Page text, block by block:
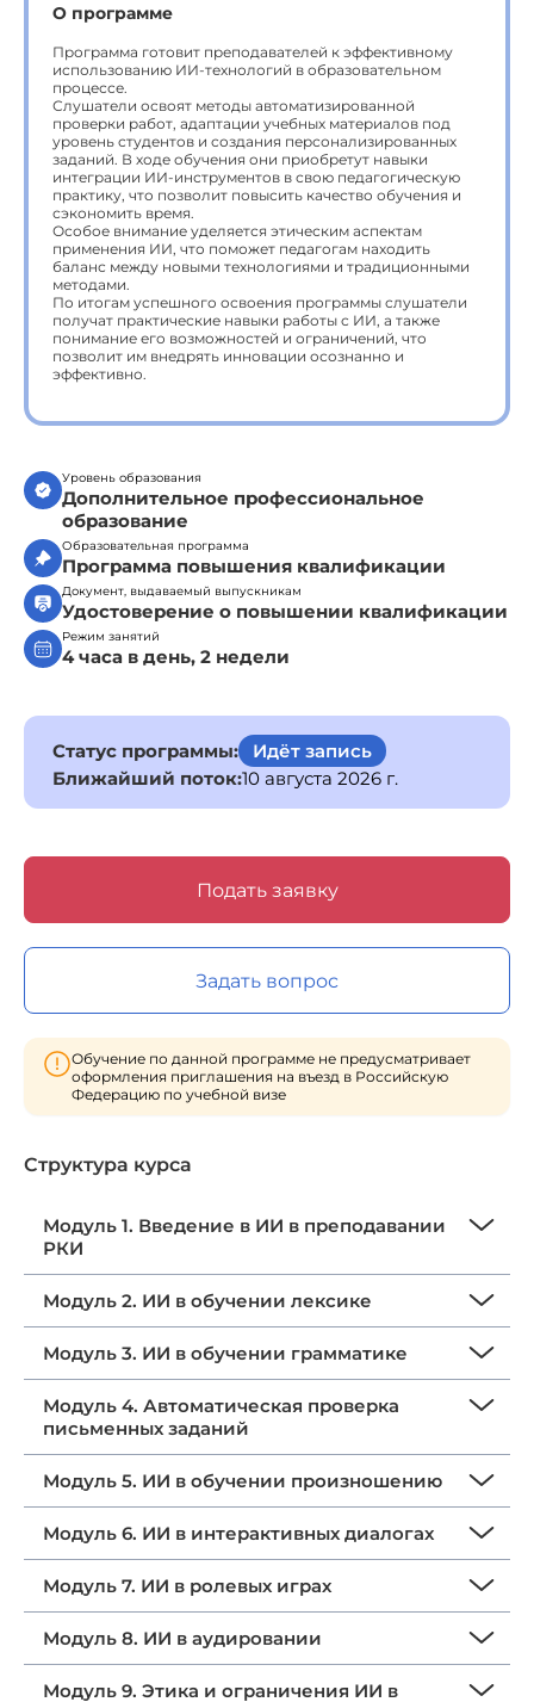
О программе
Программа готовит преподавателей к эффективному
использованию ИИ-технологий в образовательном
процессе.
Слушатели освоят методы автоматизированной
проверки работ, адаптации учебных материалов под
уровень студентов и создания персонализированных
заданий. В ходе обучения они приобретут навыки
интеграции ИИ-инструментов в свою педагогическую
практику, что позволит повысить качество обучения и
сэкономить время.
Особое внимание уделяется этическим аспектам
применения ИИ, что поможет педагогам находить
баланс между новыми технологиями и традиционными
методами.
По итогам успешного освоения программы слушатели
получат практические навыки работы с ИИ, а также
понимание его возможностей и ограничений, что
позволит им внедрять инновации осознанно и
эффективно.
Уровень образования
Дополнительное профессиональное
образование
Образовательная программа
Программа повышения квалификации
Документ, выдаваемый выпускникам
Удостоверение о повышении квалификации
Режим занятий
4 часа в день, 2 недели
Статус программы:
Идёт запись
Ближайший поток:10 августа 2026 г.
Подать заявку
Задать вопрос
Обучение по данной программе не предусматривает
оформления приглашения на въезд в Российскую
Федерацию по учебной визе
Структура курса
Модуль 1. Введение в ИИ в преподавании
РКИ
Модуль 2. ИИ в обучении лексике
Модуль 3. ИИ в обучении грамматике
Модуль 4. Автоматическая проверка
письменных заданий
Модуль 5. ИИ в обучении произношению
Модуль 6. ИИ в интерактивных диалогах
Модуль 7. ИИ в ролевых играх
Модуль 8. ИИ в аудировании
Модуль 9. Этика и ограничения ИИ в